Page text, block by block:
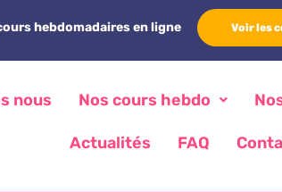
hebdomadaires en ligne Voir les
nous Nos cours hebdo
Actualités FAQ